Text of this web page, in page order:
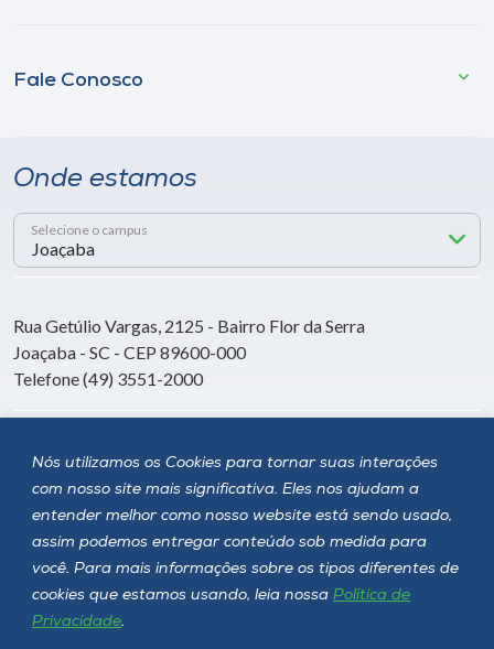
Nós utilizamos os Cookies para tornar suas interações
com nosso site mais significativa. Eles nos ajudam a
entender melhor como nosso website está sendo usado,
assim podemos entregar conteúdo sob medida para
você. Para mais informações sobre os tipos diferentes de
cookies que estamos usando, leia nossa Política de
Privacidade.
Fale Conosco
Onde estamos
Selecione o campus
Rua Getúlio Vargas, 2125 - Bairro Flor da Serra
Joaçaba - SC - CEP 89600-000
Telefone (49) 3551-2000
Siga a Unoesc